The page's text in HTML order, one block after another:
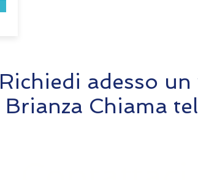
Richiedi adesso
Brianza Chiama